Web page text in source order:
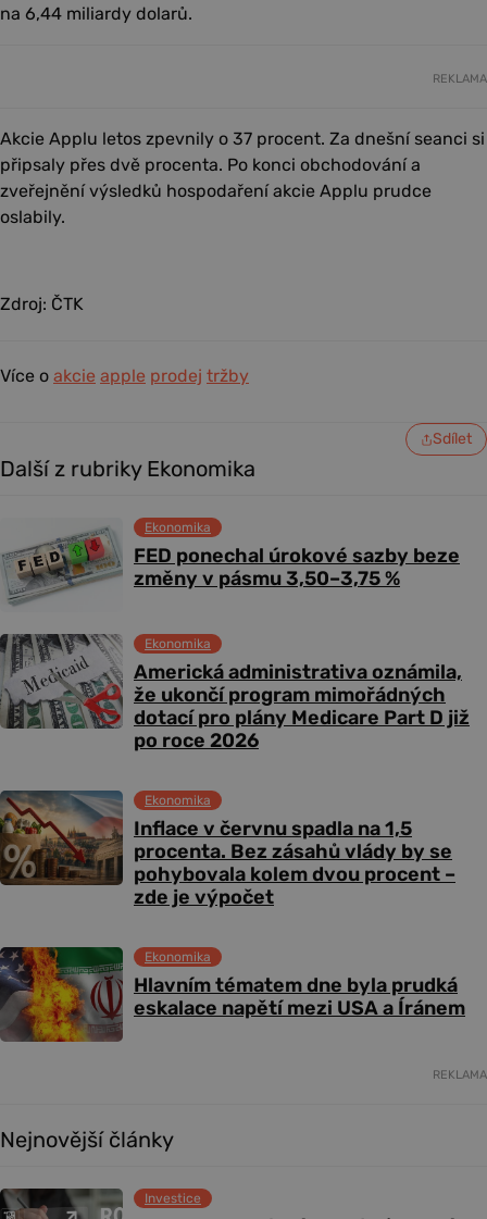
na 6,44 miliardy dolarů.
REKLAMA
Akcie Applu letos zpevnily o 37 procent. Za dnešní seanci si
připsaly přes dvě procenta. Po konci obchodování a
zveřejnění výsledků hospodaření akcie Applu prudce
oslabily.
Zdroj: ČTK
Více o akcie apple prodej tržby
Sdílet
Další z rubriky Ekonomika
FED ponechal úrokové sazby beze
změny v pásmu 3,50–3,75 %
Ekonomika
Americká administrativa oznámila,
že ukončí program mimořádných
dotací pro plány Medicare Part D již
po roce 2026
Ekonomika
Inflace v červnu spadla na 1,5
procenta. Bez zásahů vlády by se
pohybovala kolem dvou procent –
zde je výpočet
Ekonomika
Hlavním tématem dne byla prudká
eskalace napětí mezi USA a Íránem
Ekonomika
REKLAMA
Nejnovější články
Investice